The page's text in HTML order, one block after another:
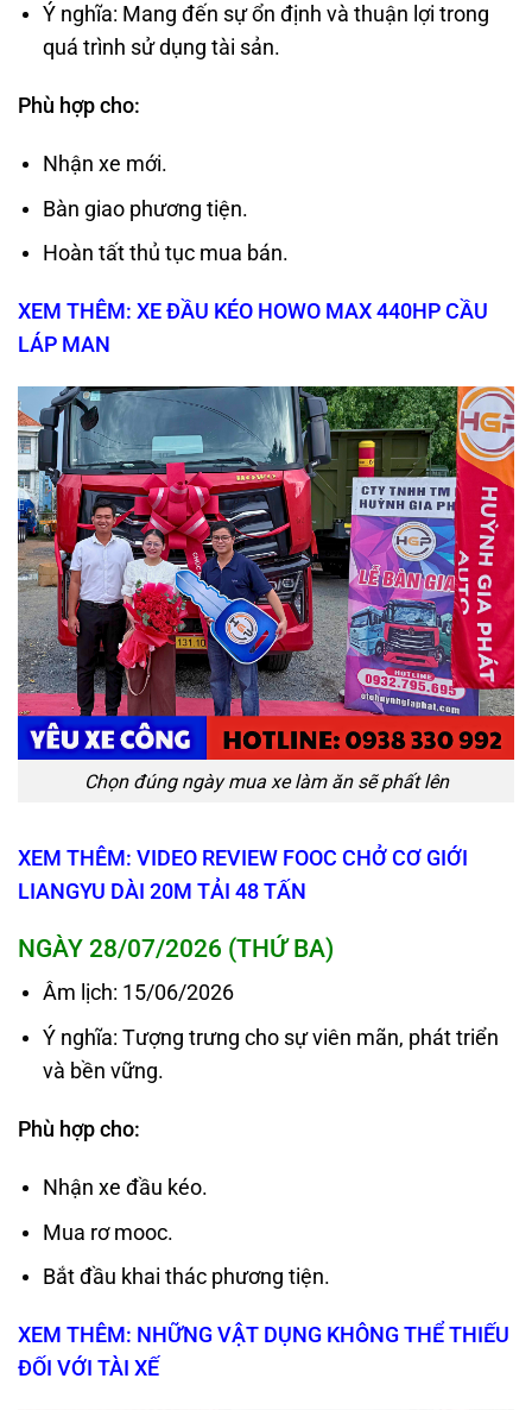
Ý nghĩa: Mang đến sự ổn định và thuận lợi trong
quá trình sử dụng tài sản.
Phù hợp cho:
Nhận xe mới.
Bàn giao phương tiện.
Hoàn tất thủ tục mua bán.
XEM THÊM: XE ĐẦU KÉO HOWO MAX 440HP CẦU
LÁP MAN
Chọn đúng ngày mua xe làm ăn sẽ phất lên
XEM THÊM: VIDEO REVIEW FOOC CHỞ CƠ GIỚI
LIANGYU DÀI 20M TẢI 48 TẤN
NGÀY 28/07/2026 (THỨ BA)
Âm lịch: 15/06/2026
Ý nghĩa: Tượng trưng cho sự viên mãn, phát triển
và bền vững.
Phù hợp cho:
Nhận xe đầu kéo.
Mua rơ mooc.
Bắt đầu khai thác phương tiện.
XEM THÊM: NHỮNG VẬT DỤNG KHÔNG THỂ THIẾU
ĐỐI VỚI TÀI XẾ